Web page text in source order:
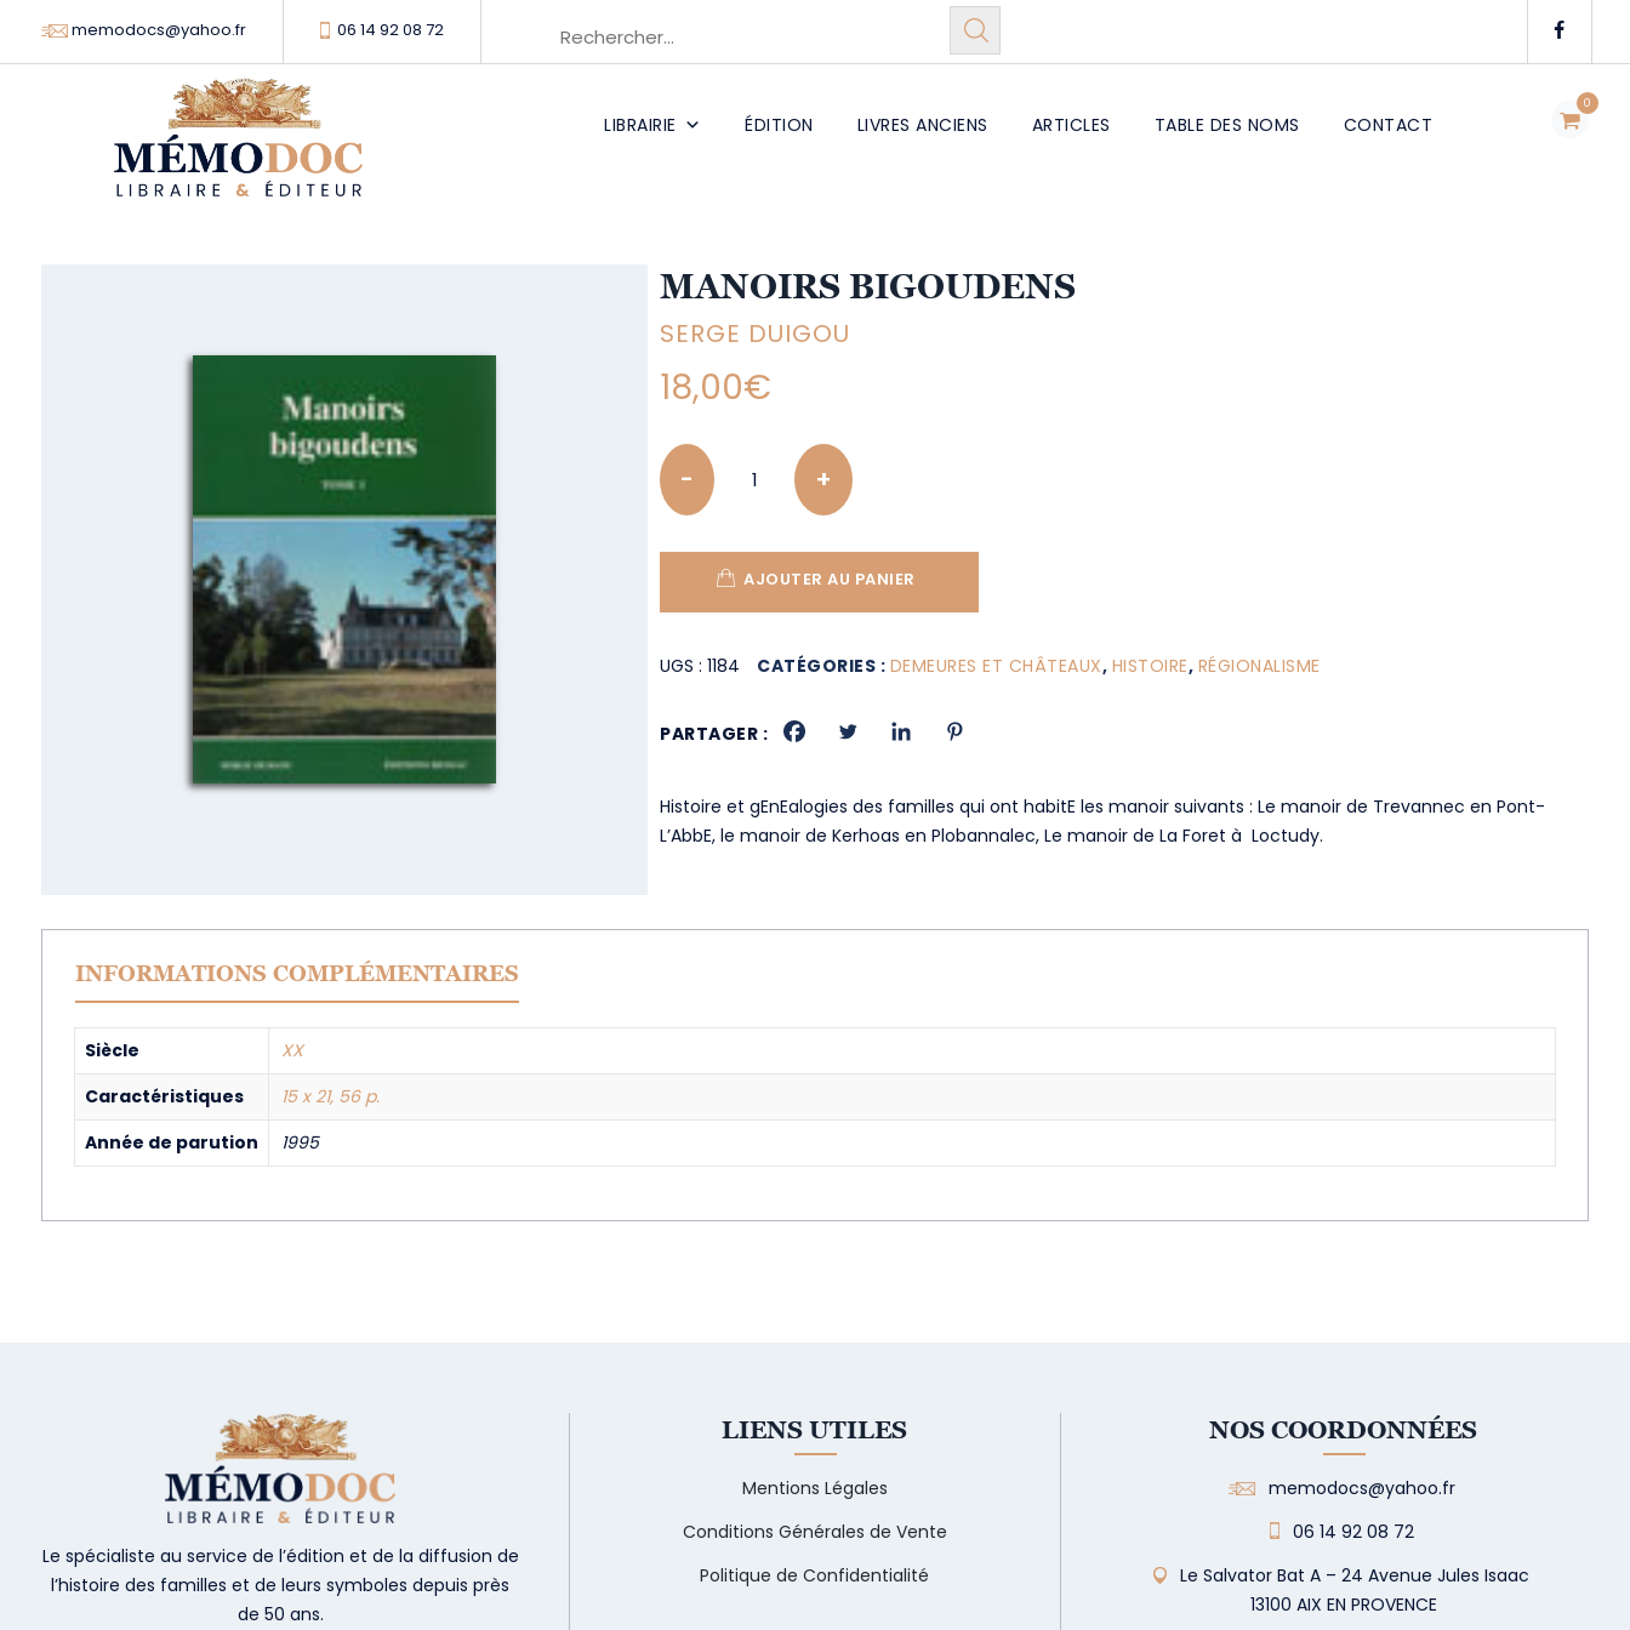
memodocs@yahoo.fr 06 14 92 08 72
0
LIBRAIRIE ÉDITION LIVRES ANCIENS ARTICLES TABLE DES NOMS CONTACT
MANOIRS BIGOUDENS
SERGE DUIGOU
18,00€
Quantity
AJOUTER AU PANIER
UGS :1184 CATÉGORIES : DEMEURES ET CHÂTEAUX, HISTOIRE, RÉGIONALISME
PARTAGER :
Histoire et gEnEalogies des familles qui ont habitE les manoir suivants : Le manoir de Trevannec en Pont-
L’AbbE, le manoir de Kerhoas en Plobannalec, Le manoir de La Foret à Loctudy.
INFORMATIONS COMPLÉMENTAIRES
Siècle
XX
Caractéristiques
15 x 21, 56 p.
Année de parution
1995
Le spécialiste au service de l’édition et de la diffusion de
l’histoire des familles et de leurs symboles depuis près
de 50 ans.
LIENS UTILES
Mentions Légales
Conditions Générales de Vente
Politique de Confidentialité
NOS COORDONNÉES
memodocs@yahoo.fr
06 14 92 08 72
Le Salvator Bat A – 24 Avenue Jules Isaac
13100 AIX EN PROVENCE